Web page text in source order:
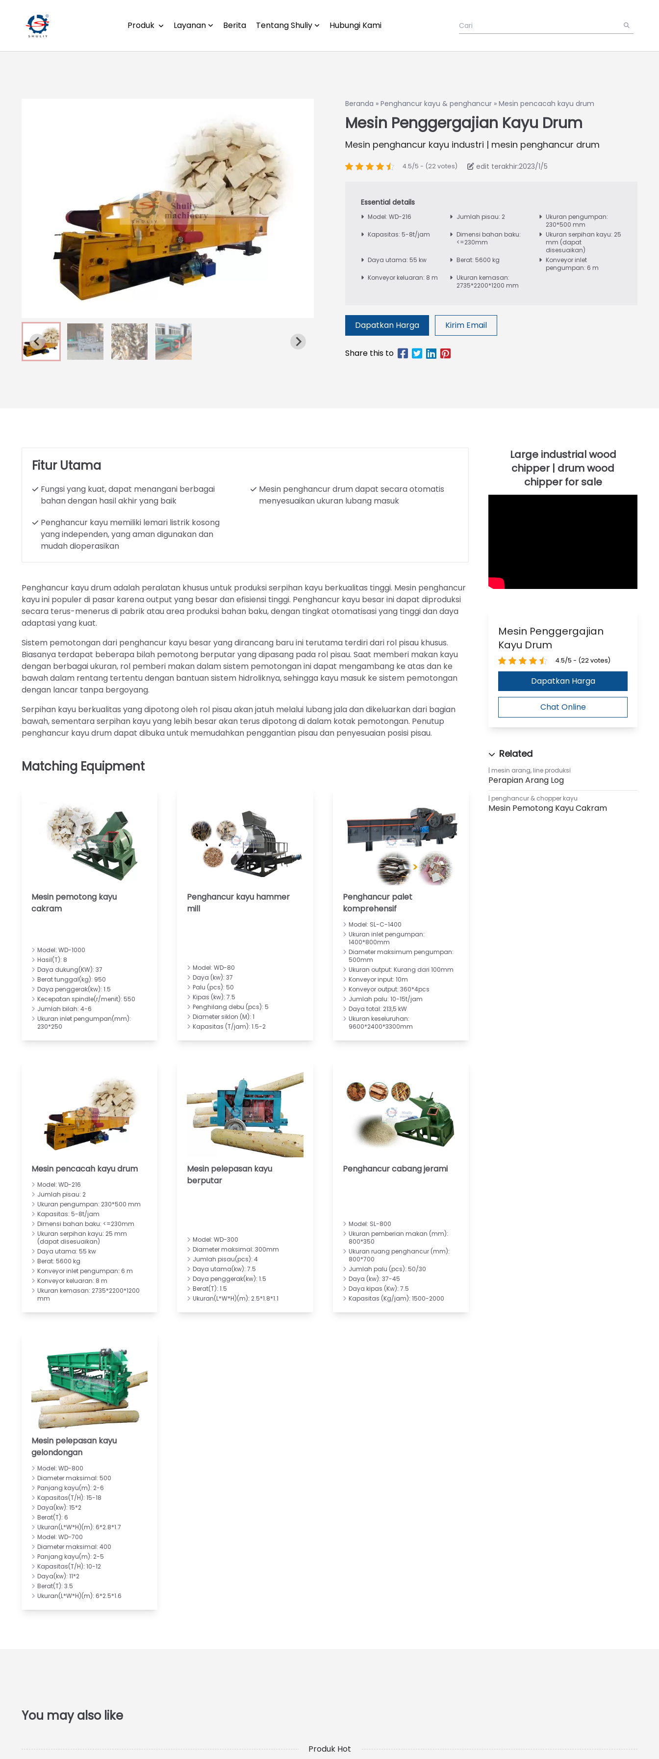
Produk Layanan Berita Tentang Shuliy Hubungi Kami
Beranda » Penghancur kayu & penghancur » Mesin pencacah kayu drum
Mesin Penggergajian Kayu Drum
Mesin penghancur kayu industri | mesin penghancur drum
4.5/5 - (22 votes) edit terakhir:2023/1/5
Model: WD-216 Jumlah pisau: 2
Ukuran pengumpan:
230*500 mm
Kapasitas: 5-8t/jam
Dimensi bahan baku:
<=230mm
Ukuran serpihan kayu: 25
mm (dapat
disesuaikan)
Daya utama: 55 kw
Berat: 5600 kg
Konveyor inlet
pengumpan: 6 m
Konveyor keluaran: 8 m
Ukuran kemasan:
2735*2200*1200 mm
Dapatkan Harga Kirim Email
Fitur Utama
Fungsi yang kuat, dapat menangani berbagai
bahan dengan hasil akhir yang baik
Mesin penghancur drum dapat secara otomatis
menyesuaikan ukuran lubang masuk
Penghancur kayu memiliki lemari listrik kosong
yang independen, yang aman digunakan dan
mudah dioperasikan
Penghancur kayu drum adalah peralatan khusus untuk produksi serpihan kayu berkualitas tinggi. Mesin penghancur
kayu ini populer di pasar karena output yang besar dan efisiensi tinggi. Penghancur kayu besar ini dapat diproduksi
secara terus-menerus di pabrik atau area produksi bahan baku, dengan tingkat otomatisasi yang tinggi dan daya
adaptasi yang kuat.
Sistem pemotongan dari penghancur kayu besar yang dirancang baru ini terutama terdiri dari rol pisau khusus.
Biasanya terdapat beberapa bilah pemotong berputar yang dipasang pada rol pisau. Saat memberi makan kayu
dengan berbagai ukuran, rol pemberi makan dalam sistem pemotongan ini dapat mengambang ke atas dan ke
bawah dalam rentang tertentu dengan bantuan sistem hidroliknya, sehingga kayu masuk ke sistem pemotongan
dengan lancar tanpa bergoyang.
Serpihan kayu berkualitas yang dipotong oleh rol pisau akan jatuh melalui lubang jala dan dikeluarkan dari bagian
bawah, sementara serpihan kayu yang lebih besar akan terus dipotong di dalam kotak pemotongan. Penutup
penghancur kayu drum dapat dibuka untuk memudahkan penggantian pisau dan penyesuaian posisi pisau.
Mesin pemotong kayu
cakram
Model: WD-1000
Hasil(T): 8
Daya dukung(KW): 37
Berat tunggal(kg): 950
Daya penggerak(kw): 1.5
Kecepatan spindle(r/menit): 550
Jumlah bilah: 4-6
Ukuran inlet pengumpan(mm):
230*250
Penghancur kayu hammer
mill
Model: WD-80
Daya (kw): 37
Palu (pcs): 50
Kipas (kw): 7.5
Penghilang debu (pcs): 5
Diameter siklon (M): 1
Kapasitas (T/jam): 1.5-2
Penghancur palet
komprehensif
Model: SL-C-1400
Ukuran inlet pengumpan:
1400*800mm
Diameter maksimum pengumpan:
500mm
Ukuran output: Kurang dari 100mm
Konveyor input: 10m
Konveyor output: 360*4pcs
Jumlah palu: 10-15t/jam
Daya total: 213,5 kW
Ukuran keseluruhan:
9600*2400*3300mm
Mesin pencacah kayu drum
Model: WD-216
Jumlah pisau: 2
Ukuran pengumpan: 230*500 mm
Kapasitas: 5-8t/jam
Dimensi bahan baku: <=230mm
Ukuran serpihan kayu: 25 mm
(dapat disesuaikan)
Daya utama: 55 kw
Berat: 5600 kg
Konveyor inlet pengumpan: 6 m
Konveyor keluaran: 8 m
Ukuran kemasan: 2735*2200*1200
mm
Mesin pelepasan kayu
berputar
Model: WD-300
Diameter maksimal: 300mm
Jumlah pisau(pcs): 4
Daya utama(kw): 7.5
Daya penggerak(kw): 1.5
Berat(T): 1.5
Ukuran(L*W*H)(m): 2.5*1.8*1.1
Penghancur cabang jerami
Model: SL-800
Ukuran pemberian makan (mm):
800*350
Ukuran ruang penghancur (mm):
800*700
Jumlah palu (pcs): 50/30
Daya (kw): 37-45
Daya kipas (Kw): 7.5
Kapasitas (Kg/jam): 1500-2000
Mesin pelepasan kayu
gelondongan
Model: WD-800
Diameter maksimal: 500
Panjang kayu(m): 2-6
Kapasitas(T/H): 15-18
Daya(kw): 15*2
Berat(T): 6
Ukuran(L*W*H)(m): 6*2.8*1.7
Model: WD-700
Diameter maksimal: 400
Panjang kayu(m): 2-5
Kapasitas(T/H): 10-12
Daya(kw): 11*2
Berat(T): 3.5
Ukuran(L*W*H)(m): 6*2.5*1.6
Mesin Penggergajian
Kayu Drum
4.5/5 - (22 votes)
Dapatkan Harga
Chat Online
mesin arang, line produksi
Perapian Arang Log
penghancur & chopper kayu
Mesin Pemotong Kayu Cakram
Produk Hot